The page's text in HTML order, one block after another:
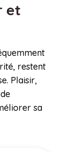
et
restent
Plaisir,
sa